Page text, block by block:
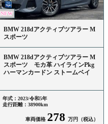
NEW
BMW 218dアクティブツアラー M
スポーツ
BMW 218dアクティブツアラー M
スポーツ モカ革 ハイラインPkg
ハーマンカードン ストームベイ
年式：2023/令和5年
走行距離：38900km
車両価格 278 万円（税込）